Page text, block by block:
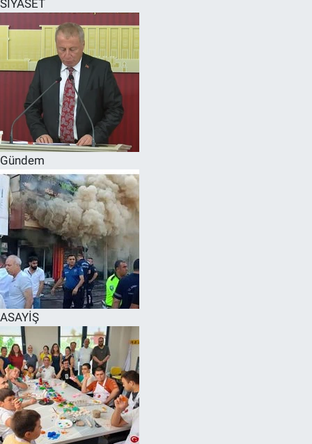
SİYASET
Gündem
ASAYİŞ
SPOR
RESMİ İLANLAR